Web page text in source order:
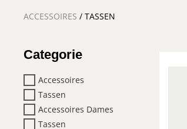
ACCESSOIRES / TASSEN
Categorie
Accessoires
Tassen
Accessoires Dames
Tassen